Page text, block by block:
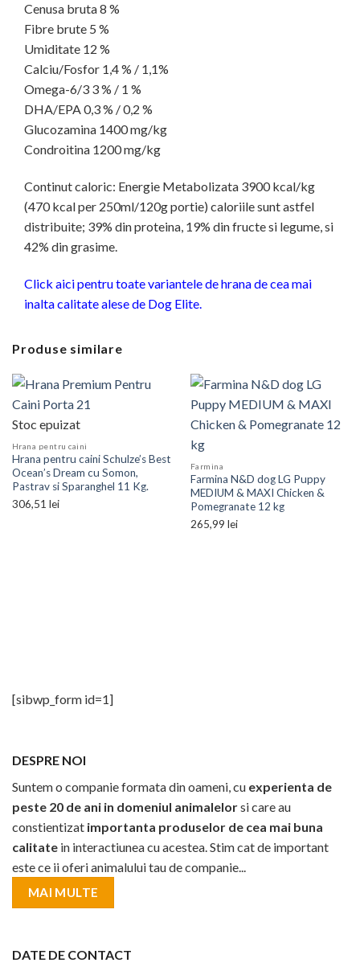
Cenusa bruta 8 %
Fibre brute 5 %
Umiditate 12 %
Calciu/Fosfor 1,4 % / 1,1%
Omega-6/3 3 % / 1 %
DHA/EPA 0,3 % / 0,2 %
Glucozamina 1400 mg/kg
Condroitina 1200 mg/kg
Continut caloric: Energie Metabolizata 3900 kcal/kg
(470 kcal per 250ml/120g portie) caloriile sunt astfel
distribuite; 39% din proteina, 19% din fructe si legume, si
42% din grasime.
Click aici pentru toate variantele de hrana de cea mai
inalta calitate alese de Dog Elite.
Produse similare
Stoc epuizat
Hrana pentru caini
Hrana pentru caini Schulze’s Best
Ocean’s Dream cu Somon,
Pastrav si Sparanghel 11 Kg.
306,51 lei
Farmina
Farmina N&D dog LG Puppy
MEDIUM & MAXI Chicken &
Pomegranate 12 kg
265,99 lei
[sibwp_form id=1]
DESPRE NOI
Suntem o companie formata din oameni, cu experienta de
peste 20 de ani in domeniul animalelorsi care au
constientizat importanta produselor de cea mai buna
calitate in interactiunea cu acestea. Stim cat de important
este ce ii oferi animalului tau de companie...
MAI MULTE
DATE DE CONTACT